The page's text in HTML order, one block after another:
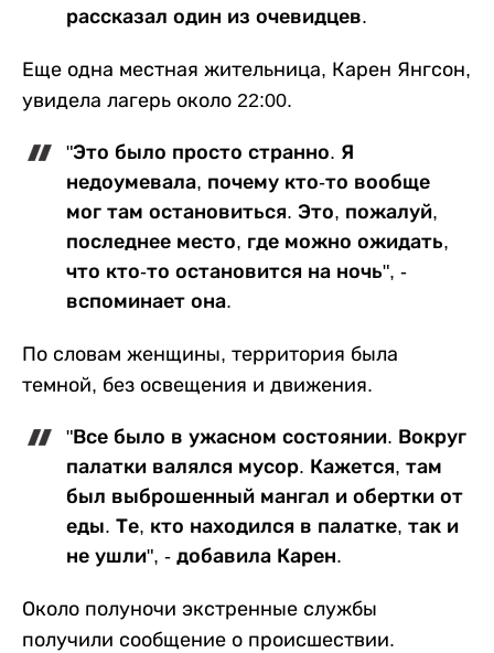
рассказал один из очевидцев.
Еще одна местная жительница, Карен Янгсон,
увидела лагерь около 22:00.
"Это было просто странно. Я
недоумевала, почему кто-то вообще
мог там остановиться. Это, пожалуй,
последнее место, где можно ожидать,
что кто-то остановится на ночь", -
вспоминает она.
По словам женщины, территория была
темной, без освещения и движения.
"Все было в ужасном состоянии. Вокруг
палатки валялся мусор. Кажется, там
был выброшенный мангал и обертки от
еды. Те, кто находился в палатке, так и
не ушли", - добавила Карен.
Около полуночи экстренные службы
получили сообщение о происшествии.